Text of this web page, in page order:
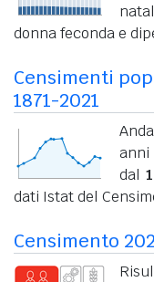
donna feconda e
Censimenti
1871-2021
anni
dal
dati Istat del
Censimento